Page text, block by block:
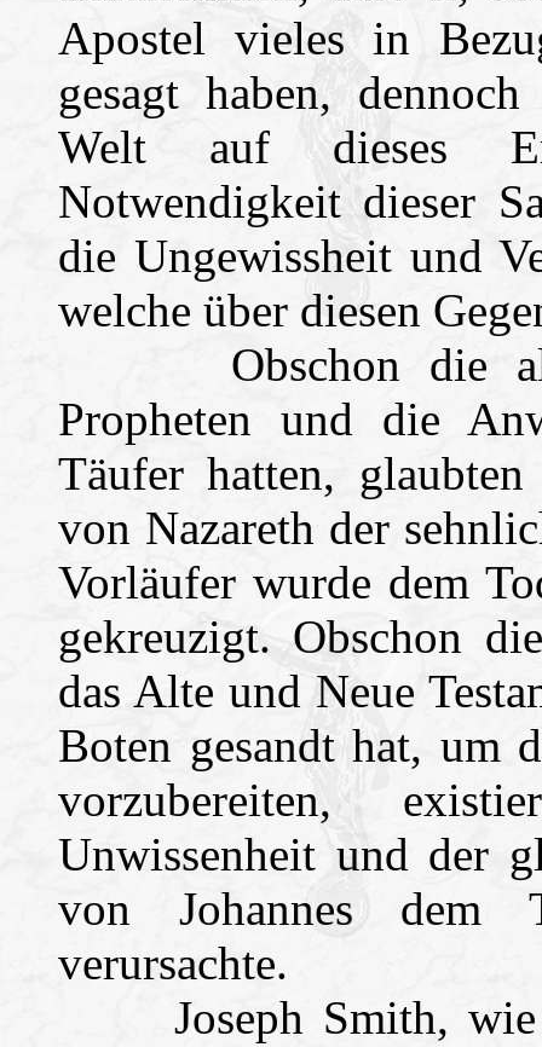
Apostel vieles in
gesagt haben,
Welt auf dieses
Notwendigkeit dieser
die Ungewissheit und
welche über diesen
Obschon die
Propheten und die
Täufer hatten,
von Nazareth der
Vorläufer wurde dem
gekreuzigt. Obschon
das Alte und Neue
Boten gesandt hat, um
vorzubereiten,
Unwissenheit und der
von Johannes dem
verursachte.
Joseph Smith, wie